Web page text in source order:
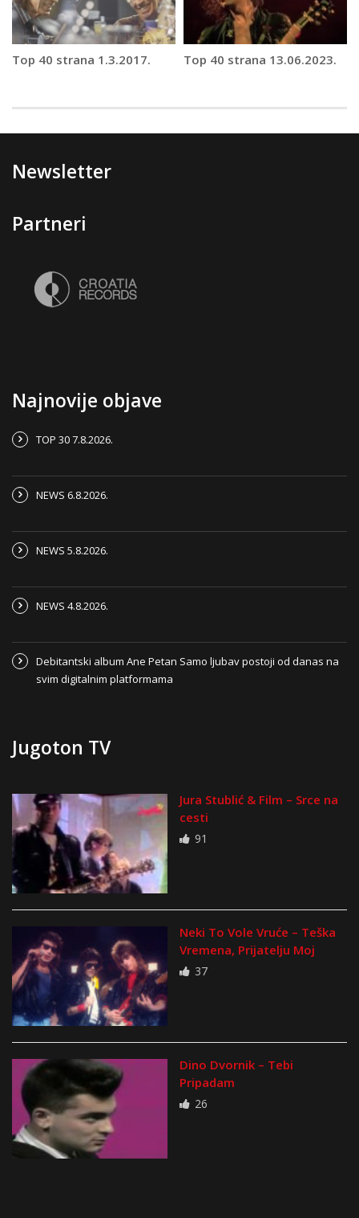
Top 40 strana 1.3.2017. Top 40 strana 13.06.2023.
Newsletter
Partneri
Najnovije objave
TOP 30 7.8.2026.
NEWS 6.8.2026.
NEWS 5.8.2026.
NEWS 4.8.2026.
Debitantski album Ane Petan Samo ljubav postoji od danas na
svim digitalnim platformama
Jugoton TV
Jura Stublić & Film – Srce na
cesti
91
Neki To Vole Vruće – Teška
Vremena, Prijatelju Moj
37
Dino Dvornik – Tebi
Pripadam
26